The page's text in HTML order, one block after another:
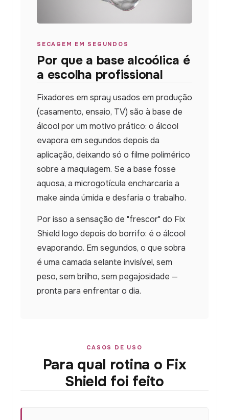
SECAGEM EM SEGUNDOS
Por que a base alcoólica é
a escolha profissional
Fixadores em spray usados em produção
(casamento, ensaio, TV) são à base de
álcool por um motivo prático: o álcool
evapora em segundos depois da
aplicação, deixando só o filme polimérico
sobre a maquiagem. Se a base fosse
aquosa, a microgotícula encharcaria a
make ainda úmida e desfaria o trabalho.
Por isso a sensação de "frescor" do Fix
Shield logo depois do borrifo: é o álcool
evaporando. Em segundos, o que sobra
é uma camada selante invisível, sem
peso, sem brilho, sem pegajosidade —
pronta para enfrentar o dia.
CASOS DE USO
Para qual rotina o Fix
Shield foi feito